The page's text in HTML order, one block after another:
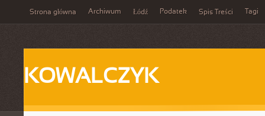
Strona główna Archiwum Łódź Podatek Spis Treści Tagi
KOWALCZYK